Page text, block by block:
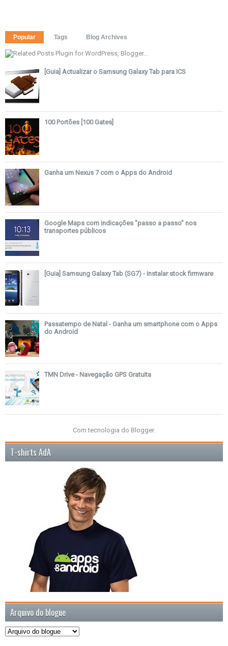
Popular Tags Blog Archives
[Guia] Actualizar o Samsung Galaxy Tab para ICS
100 Portões [100 Gates]
Ganha um Nexus 7 com o Apps do Android
Google Maps com indicações "passo a passo" nos
transportes públicos
[Guia] Samsung Galaxy Tab (SG7) - instalar stock firmware
Passatempo de Natal - Ganha um smartphone com o Apps
do Android
TMN Drive - Navegação GPS Gratuita
Com tecnologia do Blogger.
T-shirts AdA
Arquivo do blogue